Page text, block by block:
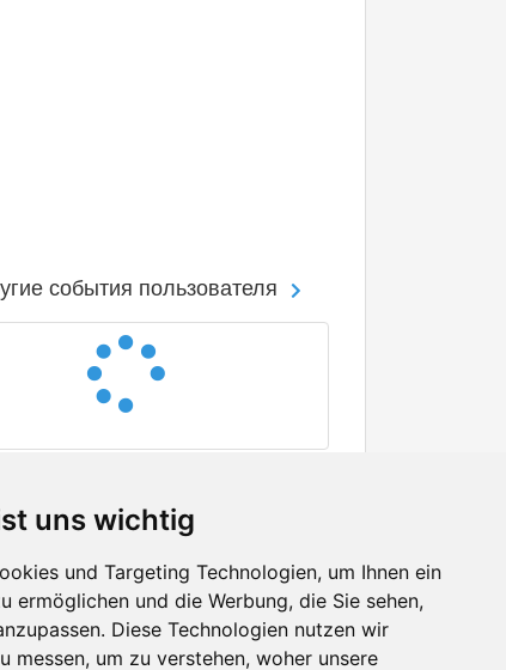
uns wichtig
und Targeting Technologien, um Ihnen ein
ermöglichen und die Werbung, die Sie sehen,
Diese Technologien nutzen wir
messen, um zu verstehen, woher unsere
события пользователя
Facebook
Twitter